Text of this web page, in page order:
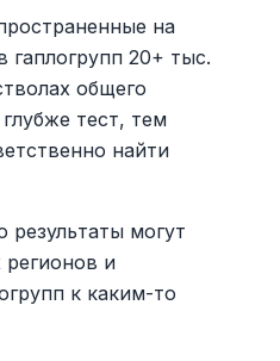
на
гаплогрупп 20+ тыс.
общего
тест, тем
найти
результаты могут
регионов и
к каким-то